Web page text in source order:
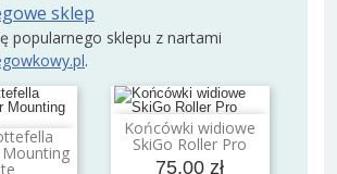
popularnego sklepu z nartami
.
koszyka
Końcówki widiowe
SkiGo Roller Pro
75,00 zł
Dodaj do koszyka